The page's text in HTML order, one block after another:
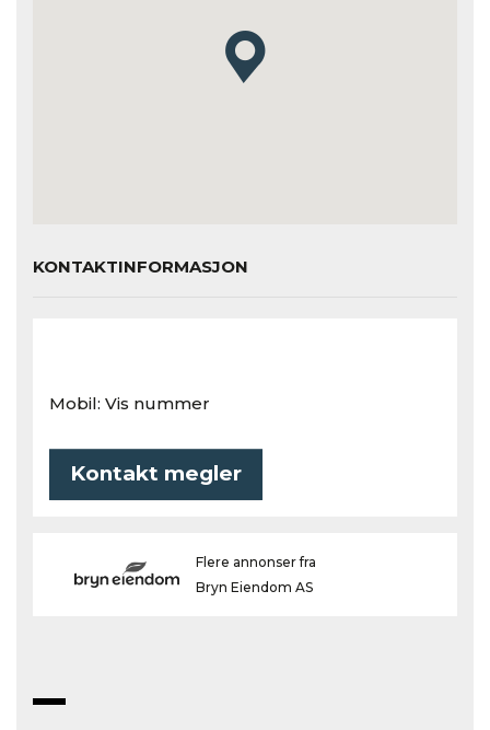
KONTAKTINFORMASJON
Mobil: Vis nummer
Kontakt megler
Flere annonser fra
Bryn Eiendom AS